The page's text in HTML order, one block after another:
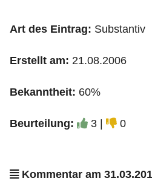
J K L M N
Art des Eintrag: Substantiv
Erstellt am: 21.08.2006
Bekanntheit: 60%
Beurteilung: 3 | 0
Kommentar am